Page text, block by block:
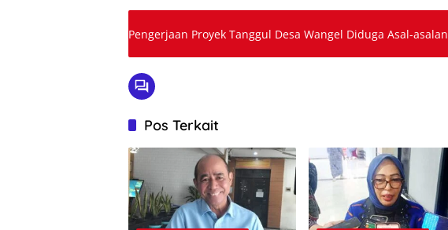
Pengerjaan Proyek Tanggul Desa Wangel Diduga Asal-asalan
Pos Terkait